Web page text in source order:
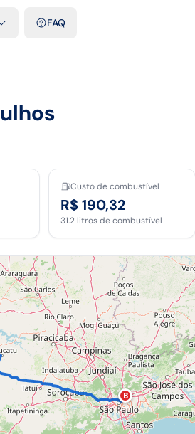
FAQ
Custo de combustível
R$ 190,32
31.2 litros de combustível
B